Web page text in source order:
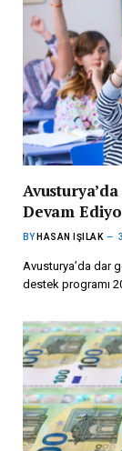
Devam
BY HASAN IŞILAK
Avusturya’da dar
destek programı